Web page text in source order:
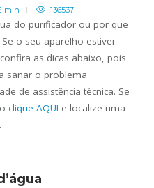
min 136537
do purificador ou por que
o seu aparelho estiver
as dicas abaixo, pois
sanar o problema
de assistência técnica. Se
clique AQUI e localize uma